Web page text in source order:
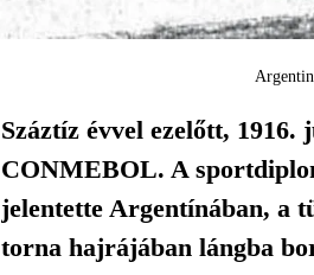
Száztíz évvel ezelőtt,
CONMEBOL. A
jelentette Argentínában, a
torna hajrájában lángba